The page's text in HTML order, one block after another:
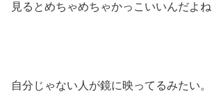
見るとめちゃめちゃかっこいいんだよね
自分じゃない人が鏡に映ってるみたい。